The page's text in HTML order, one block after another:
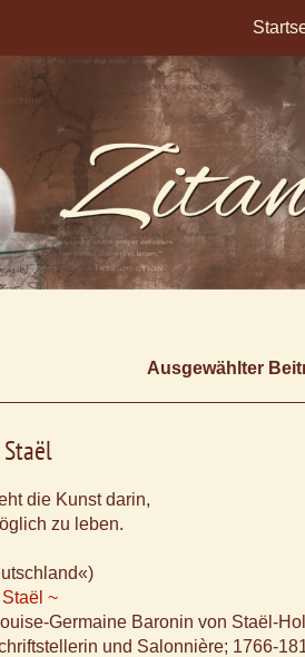
Ausgewählter
die Kunst darin,
zu leben.
~
Germaine Baronin von Staël-
und Salonnière; 1766-